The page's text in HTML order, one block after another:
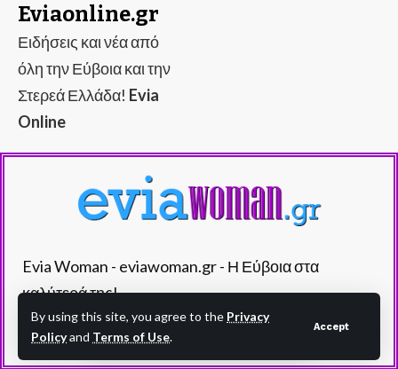
By using this site, you agree to the Privacy
Policyand Terms of Use.
Accept
Eviaonline.gr
Ειδήσεις και νέα από
όλη την Εύβοια και την
Στερεά Ελλάδα! Evia
Online
Evia Woman - eviawoman.gr - Η Εύβοια στα
καλύτερά της!